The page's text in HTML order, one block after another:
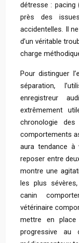
détresse : pacing
près des
accidentelles. Il
d’un véritable
charge
Pour distinguer
séparation,
enregistreur
extrêmement
chronologie
comportements
aura tendance
reposer entre
montre une
les plus
canin
vétérinaire
mettre en place
progressive au